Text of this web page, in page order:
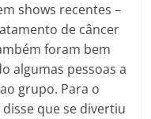
shows recentes –
de câncer
foram bem
algumas pessoas a
grupo. Para o
que se divertiu